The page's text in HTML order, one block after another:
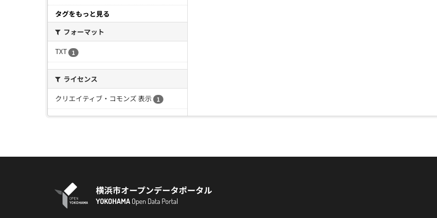
タグをもっと見る
フォーマット
TXT
1
ライセンス
クリエイティブ・コモンズ 表示
1